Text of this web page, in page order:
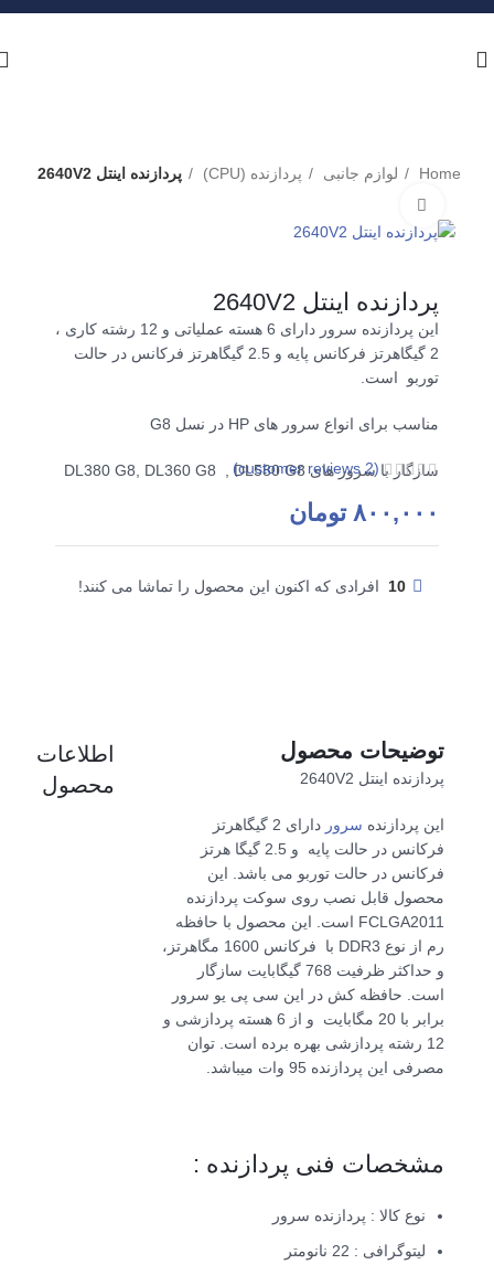
Home لوازم جانبی پردازنده (CPU) پردازنده اینتل 2640V2
پردازنده اینتل 2640V2
این پردازنده سرور دارای 6 هسته عملیاتی و 12 رشته کاری ،
2 گیگاهرتز فرکانس پایه و 2.5 گیگاهرتز فرکانس در حالت
توربو است.
مناسب برای انواع سرور های HP در نسل G8
سازگار با سرور های DL380 G8, DL360 G8 , DL580 G8
(
2
customer reviews)
۸۰۰,۰۰۰ تومان
10 افرادی که اکنون این محصول را تماشا می کنند!
توضیحات محصول
پردازنده اینتل 2640V2
این پردازنده سرور
دارای 2 گیگاهرتز
فرکانس در حالت پایه و 2.5 گیگا هرتز
فرکانس در حالت توربو می باشد. این
محصول قابل نصب روی سوکت پردازنده
FCLGA2011 است. این محصول با حافظه
رم از نوع DDR3 با فرکانس 1600 مگاهرتز،
و حداکثر ظرفیت 768 گیگابایت سازگار
است. حافظه کش در این سی پی یو سرور
برابر با 20 مگابایت و از 6 هسته پردازشی و
12 رشته پردازشی بهره برده است. توان
مصرفی این پردازنده 95 وات میباشد.
مشخصات فنی پردازنده :
نوع کالا : پردازنده سرور
لیتوگرافی : 22 نانومتر
اطلاعات
محصول